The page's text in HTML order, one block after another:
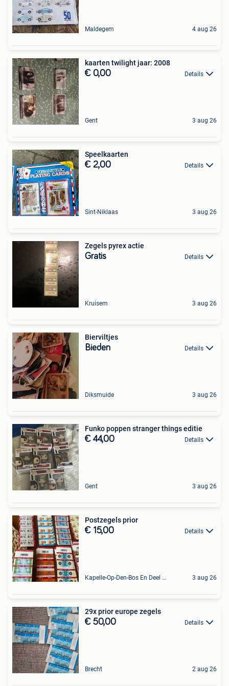
Maldegem 4 aug 26
kaarten twilight jaar: 2008
€ 0,00 Details
Gent 3 aug 26
Speelkaarten
€ 2,00 Details
Sint-Niklaas 3 aug 26
Zegels pyrex actie
Gratis Details
Kruisem 3 aug 26
Bierviltjes
Bieden Details
Diksmuide 3 aug 26
Funko poppen stranger things editie
€ 44,00 Details
Gent 3 aug 26
Postzegels prior
€ 15,00 Details
Kapelle-Op-Den-Bos En Deel Van Zemst 3 aug 26
29x prior europe zegels
€ 50,00 Details
Brecht 2 aug 26